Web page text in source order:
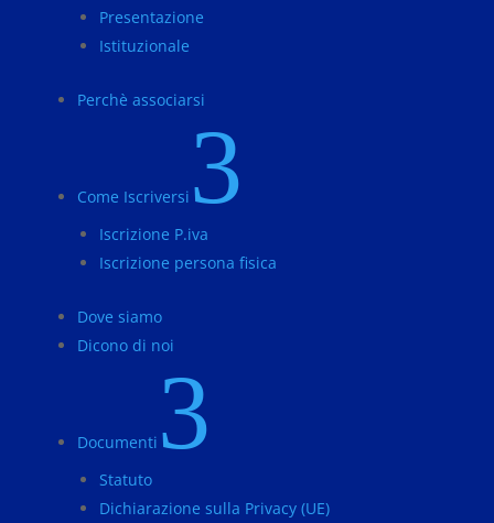
Presentazione
Istituzionale
Perchè associarsi
Come Iscriversi 3
Iscrizione P.iva
Iscrizione persona fisica
Dove siamo
Dicono di noi
Documenti 3
Statuto
Dichiarazione sulla Privacy (UE)